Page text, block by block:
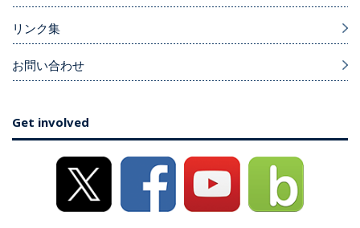
リンク集
お問い合わせ
Get involved